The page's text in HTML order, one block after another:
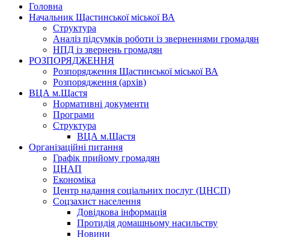
Головна
Начальник Щастинської міської ВА
Структура
Аналіз підсумків роботи із зверненнями громадян
НПД із звернень громадян
РОЗПОРЯДЖЕННЯ
Розпорядження Щастинської міської ВА
Розпорядження (архів)
ВЦА м.Щастя
Нормативні документи
Програми
Структура
ВЦА м.Щастя
Організаційні питання
Графік прийому громадян
ЦНАП
Економіка
Центр надання соціальних послуг (ЦНСП)
Соцзахист населення
Довідкова інформація
Протидія домашньому насильству
Новини